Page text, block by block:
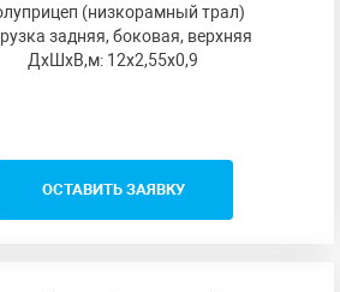
(низкорамный трал)
задняя, боковая, верхняя
ДxШxВ,м: 12x2,55x0,9
ОСТАВИТЬ ЗАЯВКУ